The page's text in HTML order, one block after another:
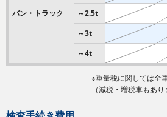
バン・ トラック ～2.5t
～3t
～4t
※重量税に関しては全
（減税・増税車もあ